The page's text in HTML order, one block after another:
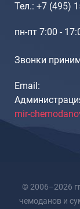
Тел.: +7 (495)
пн-пт 7:00 -
Звонки
Email:
mir-
© 2006–2026
чемоданов и